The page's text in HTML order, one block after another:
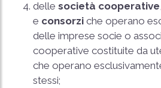
delle società cooperative
e consorzi che operano
delle imprese socie o
cooperative costituite da
che operano
stessi;